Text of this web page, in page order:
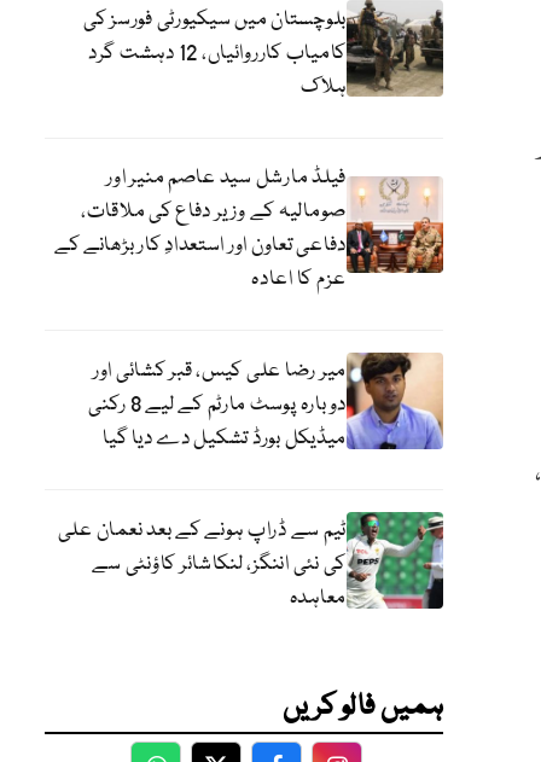
بلوچستان میں سیکیورٹی فورسز کی
کامیاب کارروائیاں، 12 دہشت گرد
ہلاک
فیلڈ مارشل سید عاصم منیر اور
صومالیہ کے وزیر دفاع کی ملاقات،
دفاعی تعاون اور استعدادِ کار بڑھانے کے
عزم کا اعادہ
میر رضا علی کیس، قبر کشائی اور
دوبارہ پوسٹ مارٹم کے لیے 8 رکنی
میڈیکل بورڈ تشکیل دے دیا گیا
ٹیم سے ڈراپ ہونے کے بعد نعمان علی
کی نئی اننگز، لنکاشائر کاؤنٹی سے
معاہدہ
ہمیں فالو کریں